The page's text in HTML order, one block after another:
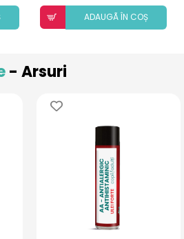
ADAUGÃ ÎN COȘ
- Arsuri